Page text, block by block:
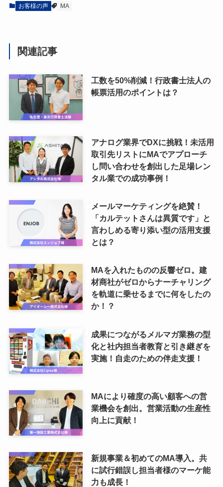
お客様の声 MA
関連記事
工数を50%削減！行政書士法人の
帳票活用のポイントは？
アナログ業界でDXに挑戦！未活用
取引先リストにMAでアプローチ
し問い合わせを創出した足場レン
タル業での成功事例！
メールマーケティングを絶賛！
「カルテットさんは異質です」と
言わしめる寄り添い型の活用支援
とは？
MAを入れたものの反響ゼロ。建
材商社がゼロからナーチャリング
を軌道に乗せるまでに何をしたの
か！？
成果につながるメルマガ業務の型
化と社内担当者教育と引き継ぎを
実施！自走のための伴走支援！
MAにより確度の高い顧客への営
業機会を創出。営業活動の生産性
向上に貢献！
新規事業＆初めてのMA導入。共
に試行錯誤し担当者様のマーケ能
力も成長！